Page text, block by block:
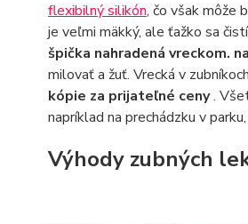
flexibilný silikón, čo však môže
je veľmi mäkký, ale ťažko sa
špička nahradená vreckom.
milovať a žuť. Vrecká v
kópie za prijateľné ceny.
napríklad na prechádzku v
Výhody zubných